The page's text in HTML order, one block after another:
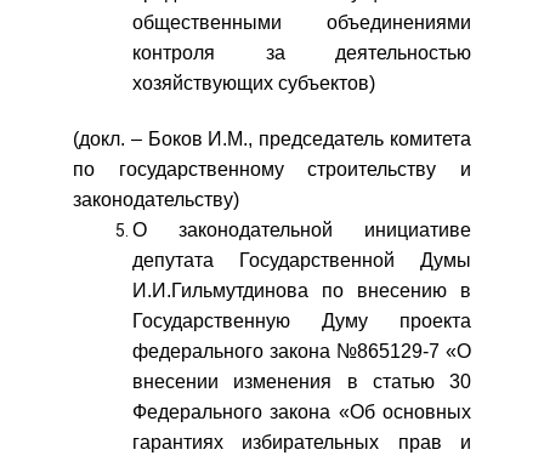
общественными объединениями
контроля за деятельностью
хозяйствующих субъектов)
(докл. – Боков И.М., председатель комитета
по государственному строительству и
законодательству)
О законодательной инициативе
депутата Государственной Думы
И.И.Гильмутдинова по внесению в
Государственную Думу проекта
федерального закона №865129-7 «О
внесении изменения в статью 30
Федерального закона «Об основных
гарантиях избирательных прав и